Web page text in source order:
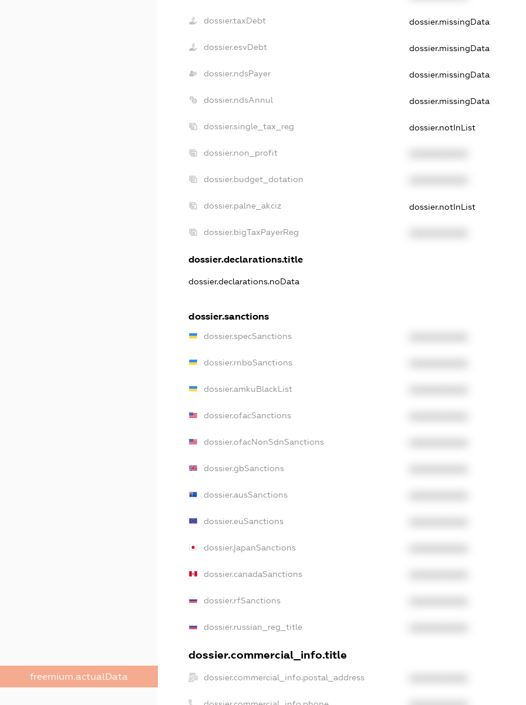
freemium.actualData
dossier.taxDebt dossier.missingData
dossier.esvDebt dossier.missingData
dossier.ndsPayer dossier.missingData
dossier.ndsAnnul dossier.missingData
dossier.single_tax_reg dossier.notInList
dossier.non_profit
dossier.budget_dotation
dossier.palne_akciz dossier.notInList
dossier.bigTaxPayerReg
dossier.declarations.title
dossier.declarations.noData
dossier.sanctions
dossier.specSanctions
dossier.rnboSanctions
dossier.amkuBlackList
dossier.ofacSanctions
dossier.ofacNonSdnSanctions
dossier.gbSanctions
dossier.ausSanctions
dossier.euSanctions
dossier.japanSanctions
dossier.canadaSanctions
dossier.rfSanctions
dossier.russian_reg_title
dossier.commercial_info.title
dossier.commercial_info.postal_address